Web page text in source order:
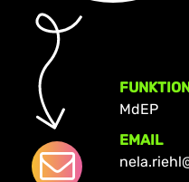
MdEP
EMAIL